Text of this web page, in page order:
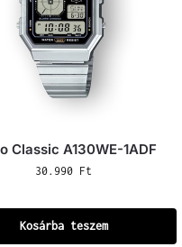
Classic A130WE-1ADF
30.990 Ft
Kosárba teszem